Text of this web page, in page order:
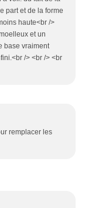
part et de la forme
haute<br />
et un
base vraiment
/> <br /> <br
remplacer les